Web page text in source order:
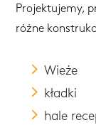
Projektujemy,
różne
Wieże
kładki
hale